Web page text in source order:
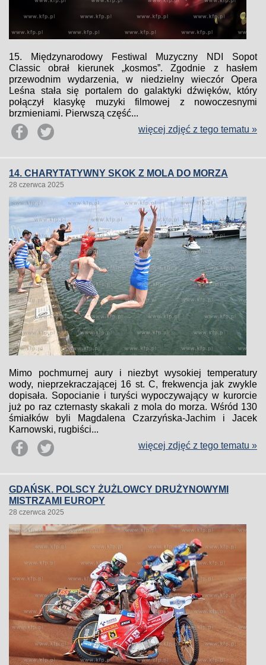
15. Międzynarodowy Festiwal Muzyczny NDI Sopot
Classic obrał kierunek „kosmos”. Zgodnie z hasłem
przewodnim wydarzenia, w niedzielny wieczór Opera
Leśna stała się portalem do galaktyki dźwięków, który
połączył klasykę muzyki filmowej z nowoczesnymi
brzmieniami. Pierwszą część...
więcej zdjęć z tego tematu »
14. CHARYTATYWNY SKOK Z MOLA DO MORZA
28 czerwca 2025
Mimo pochmurnej aury i niezbyt wysokiej temperatury
wody, nieprzekraczającej 16 st. C, frekwencja jak zwykle
dopisała. Sopocianie i turyści wypoczywający w kurorcie
już po raz czternasty skakali z mola do morza. Wśród 130
śmiałków byli Magdalena Czarzyńska-Jachim i Jacek
Karnowski, rugbiści...
więcej zdjęć z tego tematu »
GDAŃSK. POLSCY ŻUŻLOWCY DRUŻYNOWYMI
MISTRZAMI EUROPY
28 czerwca 2025